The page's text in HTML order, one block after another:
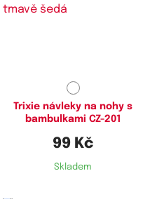
Trixie návleky na nohy s
bambulkami CZ-201
99 Kč
Skladem